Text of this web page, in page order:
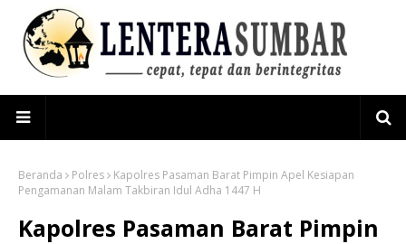
Beranda Polres
Kapolres Pasaman Barat Pimpin Apel Kesiapan
Pengamanan Malam Takbiran Idul Adha 1447 H
Kapolres Pasaman Barat Pimpin